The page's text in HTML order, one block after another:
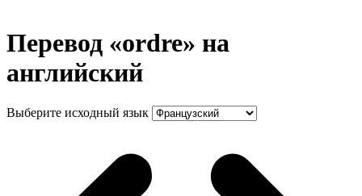
Перевод «ordre» на
английский
Выберите исходный язык